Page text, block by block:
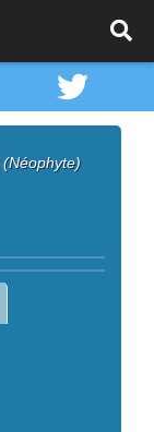
(Néophyte)